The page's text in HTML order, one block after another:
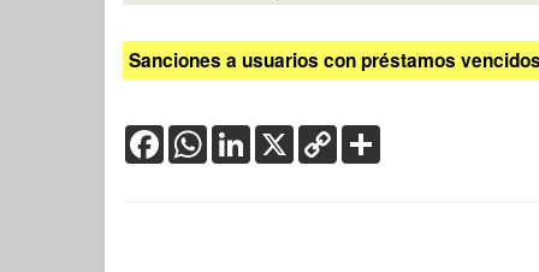
Sanciones a usuarios con préstamos
FacebookWhatsApp
LinkedIn
X Copy
Link